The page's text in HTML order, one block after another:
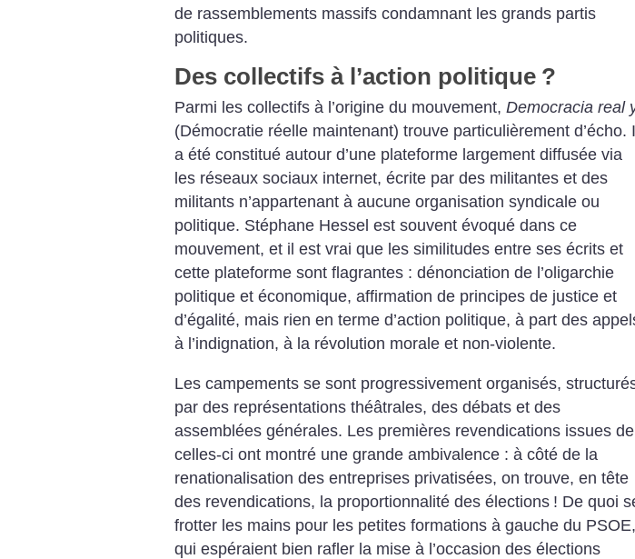
de rassemblements massifs condamnant les grands partis
politiques.
Des collectifs à l’action politique ?
Parmi les collectifs à l’origine du mouvement, Democracia real
(Démocratie réelle maintenant) trouve particulièrement d’écho. Il
a été constitué autour d’une plateforme largement diffusée via
les réseaux sociaux internet, écrite par des militantes et des
militants n’appartenant à aucune organisation syndicale ou
politique. Stéphane Hessel est souvent évoqué dans ce
mouvement, et il est vrai que les similitudes entre ses écrits et
cette plateforme sont flagrantes : dénonciation de l’oligarchie
politique et économique, affirmation de principes de justice et
d’égalité, mais rien en terme d’action politique, à part des
à l’indignation, à la révolution morale et non-violente.
Les campements se sont progressivement organisés,
par des représentations théâtrales, des débats et des
assemblées générales. Les premières revendications issues de
celles-ci ont montré une grande ambivalence : à côté de la
renationalisation des entreprises privatisées, on trouve, en tête
des revendications, la proportionnalité des élections ! De quoi
frotter les mains pour les petites formations à gauche du PSOE,
qui espéraient bien rafler la mise à l’occasion des élections